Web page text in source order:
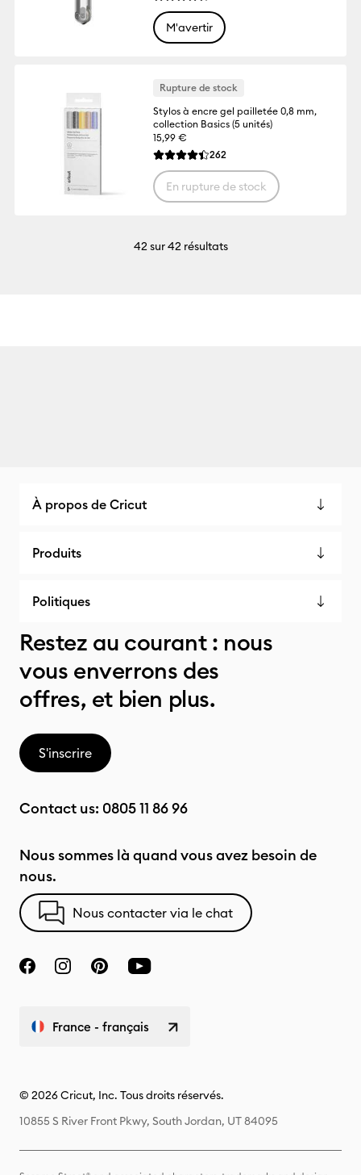
M'avertir
Rupture de stock
Stylos à encre gel pailletée 0,8 mm,
collection Basics (5 unités)
15,99 €
La note moyenne de ce produit est 4.4
262
En rupture de stock
42sur 42 résultats
À propos de Cricut
Produits
Politiques
Restez au courant : nous
vous enverrons des
offres, et bien plus.
S'inscrire
Contact us: 0805 11 86 96
Nous sommes là quand vous avez besoin de
nous.
Nous contacter via le chat
France - français
© 2026 Cricut, Inc. Tous droits réservés.
10855 S River Front Pkwy, South Jordan, UT 84095